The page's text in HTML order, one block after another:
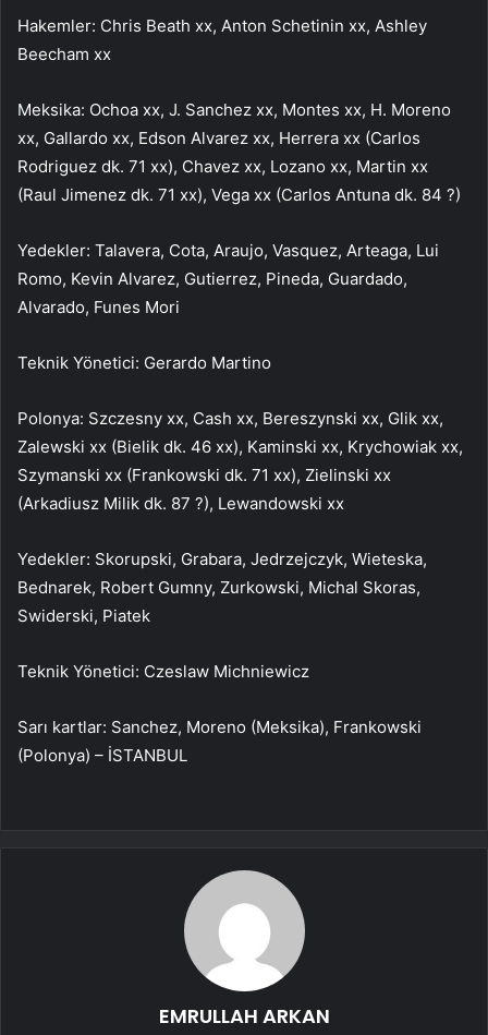
Hakemler: Chris Beath xx, Anton Schetinin xx, Ashley
Beecham xx
Meksika: Ochoa xx, J. Sanchez xx, Montes xx, H. Moreno
xx, Gallardo xx, Edson Alvarez xx, Herrera xx (Carlos
Rodriguez dk. 71 xx), Chavez xx, Lozano xx, Martin xx
(Raul Jimenez dk. 71 xx), Vega xx (Carlos Antuna dk. 84 ?)
Yedekler: Talavera, Cota, Araujo, Vasquez, Arteaga, Lui
Romo, Kevin Alvarez, Gutierrez, Pineda, Guardado,
Alvarado, Funes Mori
Teknik Yönetici: Gerardo Martino
Polonya: Szczesny xx, Cash xx, Bereszynski xx, Glik xx,
Zalewski xx (Bielik dk. 46 xx), Kaminski xx, Krychowiak xx,
Szymanski xx (Frankowski dk. 71 xx), Zielinski xx
(Arkadiusz Milik dk. 87 ?), Lewandowski xx
Yedekler: Skorupski, Grabara, Jedrzejczyk, Wieteska,
Bednarek, Robert Gumny, Zurkowski, Michal Skoras,
Swiderski, Piatek
Teknik Yönetici: Czeslaw Michniewicz
Sarı kartlar: Sanchez, Moreno (Meksika), Frankowski
(Polonya) – İSTANBUL
EMRULLAH ARKAN